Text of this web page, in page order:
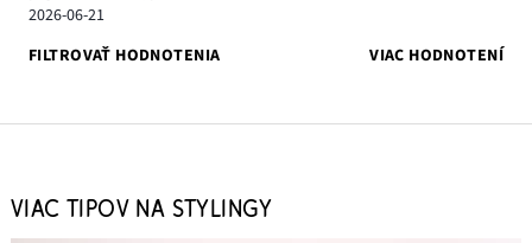
2026-06-21
FILTROVAŤ HODNOTENIA
VIAC HODNOTENÍ
VIAC TIPOV NA STYLINGY